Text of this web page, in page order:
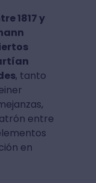
1817 y
, tanto
entre
en